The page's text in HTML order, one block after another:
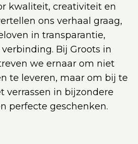
kwaliteit, creativiteit en
ons verhaal graag,
in transparantie,
Bij Groots in
we ernaar om niet
te leveren, maar om bij te
verrassen in bijzondere
perfecte geschenken.